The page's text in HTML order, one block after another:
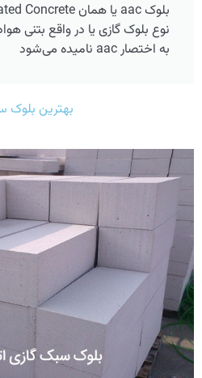
نوع بلوک گازی یا در واقع بتنی
به اختصار aac نامیده می‌شود
بهترین بلوک